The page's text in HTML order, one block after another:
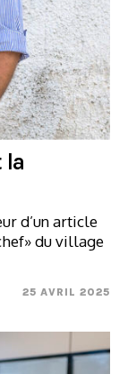
la
d’un article
du village
25 AVRIL 2025